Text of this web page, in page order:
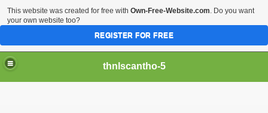
thnlscantho-5
This website was created for free with Own-Free-Website.com. Do you want
your own website too?
REGISTER FOR FREE